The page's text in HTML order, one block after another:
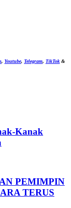
, Youtube, Telegram, TikTok &
Kanak
PEMIMPIN
TERUS